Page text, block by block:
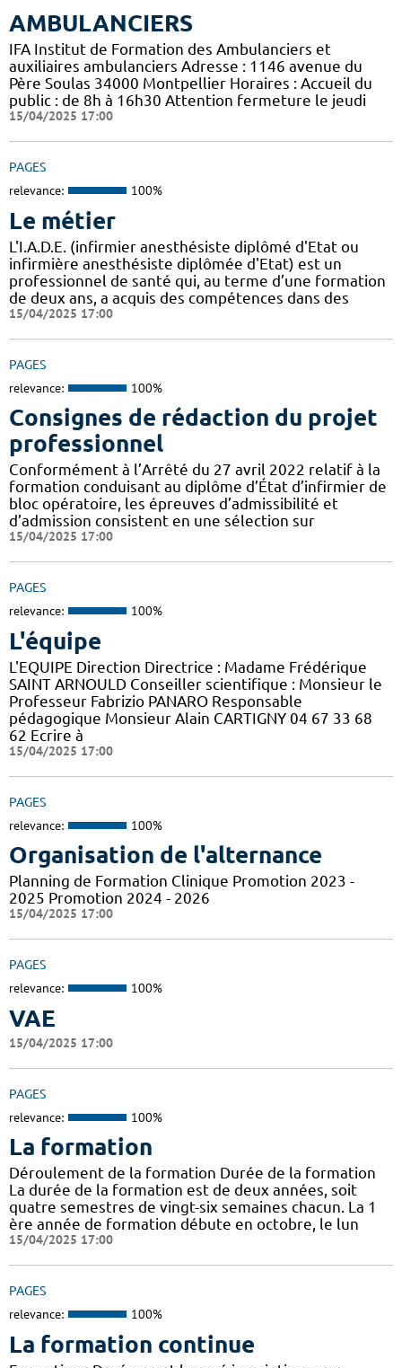
AMBULANCIERS
IFA Institut de Formation des Ambulanciers et
auxiliaires ambulanciers Adresse : 1146 avenue du
Père Soulas 34000 Montpellier Horaires : Accueil du
public : de 8h à 16h30 Attention fermeture le jeudi
15/04/2025 17:00
PAGES
relevance: 100%
Le métier
L'I.A.D.E. (infirmier anesthésiste diplômé d'Etat ou
infirmière anesthésiste diplômée d'Etat) est un
professionnel de santé qui, au terme d’une formation
de deux ans, a acquis des compétences dans des
15/04/2025 17:00
PAGES
relevance: 100%
Consignes de rédaction du projet
professionnel
Conformément à l’Arrêté du 27 avril 2022 relatif à la
formation conduisant au diplôme d’État d’infirmier de
bloc opératoire, les épreuves d’admissibilité et
d’admission consistent en une sélection sur
15/04/2025 17:00
PAGES
relevance: 100%
L'équipe
L'EQUIPE Direction Directrice : Madame Frédérique
SAINT ARNOULD Conseiller scientifique : Monsieur le
Professeur Fabrizio PANARO Responsable
pédagogique Monsieur Alain CARTIGNY 04 67 33 68
62 Ecrire à
15/04/2025 17:00
PAGES
relevance: 100%
Organisation de l'alternance
Planning de Formation Clinique Promotion 2023 -
2025 Promotion 2024 - 2026
15/04/2025 17:00
PAGES
relevance: 100%
VAE
15/04/2025 17:00
PAGES
relevance: 100%
La formation
Déroulement de la formation Durée de la formation
La durée de la formation est de deux années, soit
quatre semestres de vingt-six semaines chacun. La 1
ère année de formation débute en octobre, le lun
15/04/2025 17:00
PAGES
relevance: 100%
La formation continue